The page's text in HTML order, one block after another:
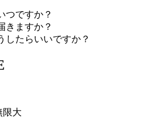
つですか？
きますか？
したらいいですか？
限大